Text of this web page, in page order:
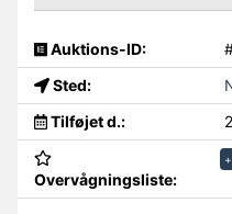
Auktions-ID:
Sted:
Tilføjet d.:
Overvågningsliste: